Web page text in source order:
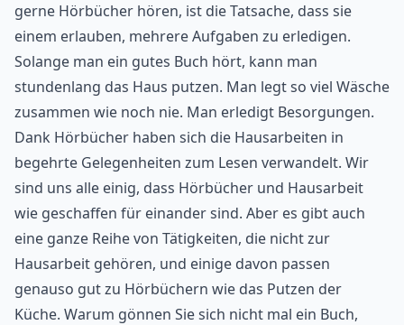
gerne Hörbücher hören, ist die Tatsache, dass sie
einem erlauben, mehrere Aufgaben zu erledigen.
Solange man ein gutes Buch hört, kann man
stundenlang das Haus putzen. Man legt so viel Wäsche
zusammen wie noch nie. Man erledigt Besorgungen.
Dank Hörbücher haben sich die Hausarbeiten in
begehrte Gelegenheiten zum Lesen verwandelt. Wir
sind uns alle einig, dass Hörbücher und Hausarbeit
wie geschaffen für einander sind. Aber es gibt auch
eine ganze Reihe von Tätigkeiten, die nicht zur
Hausarbeit gehören, und einige davon passen
genauso gut zu Hörbüchern wie das Putzen der
Küche. Warum gönnen Sie sich nicht mal ein Buch,